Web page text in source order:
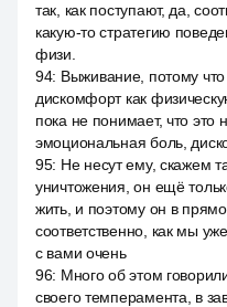
так, как поступают, да,
какую-то стратегию
физи.
94: Выживание, потому
дискомфорт как
пока не понимает, что это
эмоциональная боль,
95: Не несут ему, скажем
уничтожения, он ещё
жить, и поэтому он в
соответственно, как мы
с вами очень
96: Много об этом
своего темперамента, в